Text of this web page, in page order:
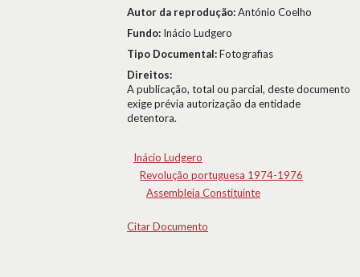
Autor da reprodução:António Coelho
Fundo: Inácio Ludgero
Tipo Documental:Fotografias
Direitos:
A publicação, total ou parcial, deste documento
exige prévia autorização da entidade
detentora.
Inácio Ludgero
Revolução portuguesa 1974-1976
Assembleia Constituinte
Citar Documento